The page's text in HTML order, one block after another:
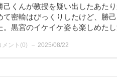
己くんが教授を疑い出したあた
て密輸はびっくりしたけど、勝
黒宮のイケイケ姿も楽しめたし
メント(0) 2025/08/22